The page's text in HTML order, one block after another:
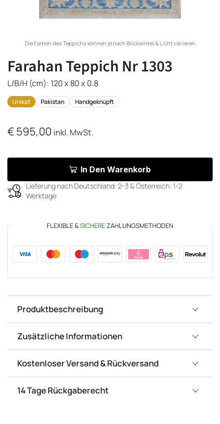
Die Farben des Teppichs können je nach Blickwinkel & Licht variieren
Farahan Teppich Nr 1303
L/B/H (cm): 120 x 80 x 0.8
Unikat Pakistan Handgeknüpft
€595,00 inkl. MwSt.
In Den Warenkorb
Lieferung nach Deutschland: 2-3 & Österreich: 1-2
Werktage
FLEXIBLE &SICHEREZAHLUNGSMETHODEN
Produktbeschreibung
Zusätzliche Informationen
Kostenloser Versand & Rückversand
14 Tage Rückgaberecht